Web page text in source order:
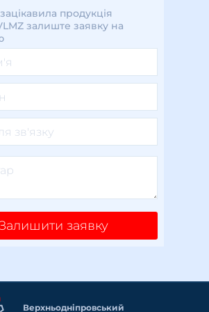
продукція
залиште заявку на
заявку
Верхньоднiпровський